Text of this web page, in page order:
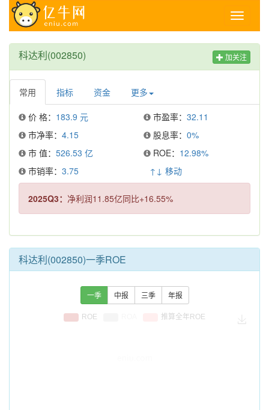
Toggle
科达利(002850) 加关注
常用 指标 资金 更多
价 格： 183.9 元 市盈率： 32.11
市净率： 4.15 股息率： 0%
市 值： 526.53 亿 ROE： 12.98%
市销率： 3.75 ↑↓ 移动
2025Q3： 净利润11.85亿同比+16.55%
科达利(002850)一季ROE
一季 中报 三季 年报